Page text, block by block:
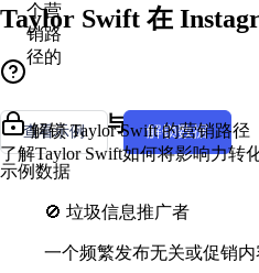
Taylor Swift 在
个营
销路
径的
查看示例 解锁数据
解锁 Taylor Swift 的营销路径
了解Taylor Swift如何将影响力转
创作者风格与人设
示例数据
🚫 垃圾信息推广者
一个频繁发布无关或促销